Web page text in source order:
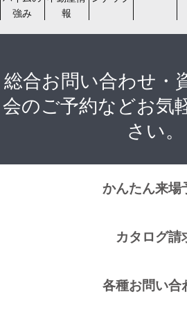
強み
報
総合お問い合わせ・
会のご予約などお気
さい。
かんたん来場
カタログ請
各種お問い合